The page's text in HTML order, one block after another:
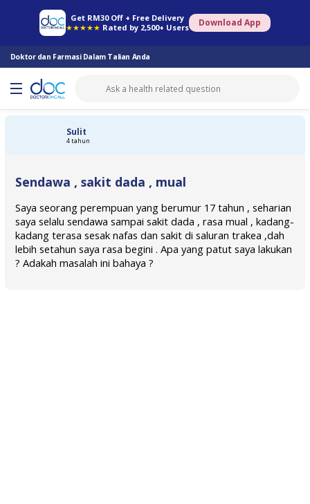
Get RM30 Off + Free Delivery
★★★★★ Rated by 2,500+ Users Download App
Doktor dan Farmasi Dalam Talian Anda
Farmasi Online Konsult Doktor Saringan Kesihatan Konsult Pakar
Sulit
4 tahun
Sendawa , sakit dada , mual
Saya seorang perempuan yang berumur 17 tahun , seharian
saya selalu sendawa sampai sakit dada , rasa mual , kadang-
kadang terasa sesak nafas dan sakit di saluran trakea ,dah
lebih setahun saya rasa begini . Apa yang patut saya lakukan
? Adakah masalah ini bahaya ?